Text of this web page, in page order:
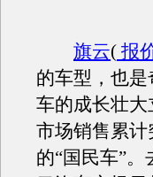
旗云( 报
的车型，也
车的成长壮大
市场销售累
的“国民车”